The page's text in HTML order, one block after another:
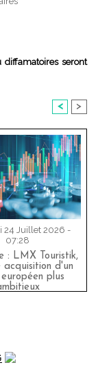
diffamatoires seront
< >
24 Juillet 2026 -
07:28
: LMX Touristik,
acquisition d'un
plus